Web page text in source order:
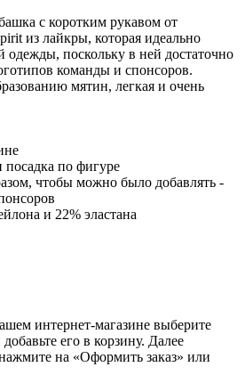
с коротким рукавом от
из лайкры, которая идеально
одежды, поскольку в ней достаточно
команды и спонсоров.
мятин, легкая и очень
по фигуре
чтобы можно было добавлять -
и 22% эластана
интернет-магазине выберите
его в корзину. Далее
на «Оформить заказ» или